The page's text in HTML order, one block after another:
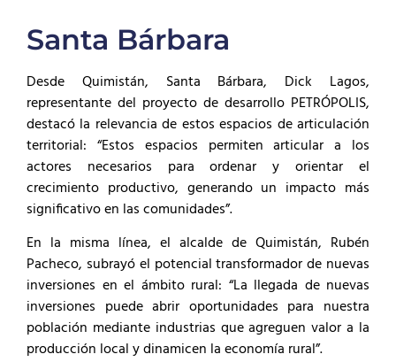
Santa Bárbara
Desde Quimistán, Santa Bárbara, Dick Lagos,
representante del proyecto de desarrollo PETRÓPOLIS,
destacó la relevancia de estos espacios de articulación
territorial: “Estos espacios permiten articular a los
actores necesarios para ordenar y orientar el
crecimiento productivo, generando un impacto más
significativo en las comunidades”.
En la misma línea, el alcalde de Quimistán, Rubén
Pacheco, subrayó el potencial transformador de nuevas
inversiones en el ámbito rural: “La llegada de nuevas
inversiones puede abrir oportunidades para nuestra
población mediante industrias que agreguen valor a la
producción local y dinamicen la economía rural”.